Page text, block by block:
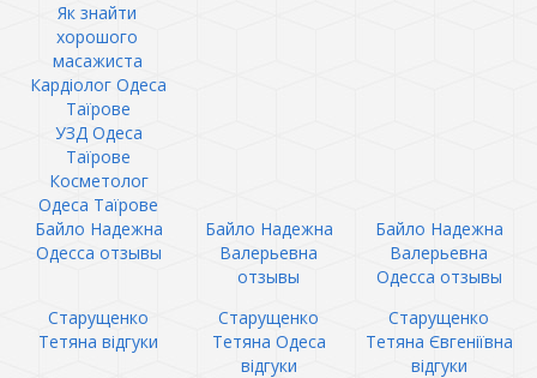
Як знайти
хорошого
масажиста
Кардіолог Одеса
Таїрове
УЗД Одеса
Таїрове
Косметолог
Одеса Таїрове
Байло Надежна
Одесса отзывы
Байло Надежна
Валерьевна
отзывы
Байло Надежна
Валерьевна
Одесса отзывы
Старущенко
Тетяна відгуки
Старущенко
Тетяна Одеса
відгуки
Старущенко
Тетяна Євгеніївна
відгуки